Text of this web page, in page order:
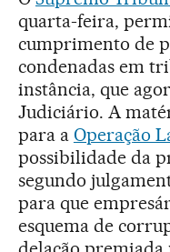
quarta-feira,
cumprimento de
condenadas em
instância, que
Judiciário. A
para a Operação
possibilidade da
segundo
para que
esquema de